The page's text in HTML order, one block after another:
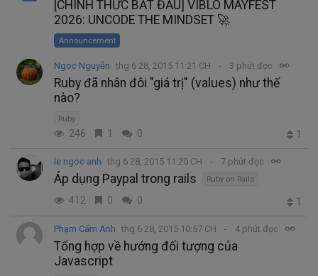
[CHÍNH THỨC BẮT ĐẦU] VIBLO MAYFEST
2026: UNCODE THE MINDSET 🚀
Announcement
Ngoc Nguyễn thg 6 28, 2015 11:21 CH 3 phút đọc
Ruby đã nhân đôi "giá trị" (values) như thế
nào?
Ruby
246 1 0 1
le ngoc anh thg 6 28, 2015 11:20 CH 7 phút đọc
Áp dụng Paypal trong rails Ruby on Rails
412 0 0 1
Phạm Cẩm Anh thg 6 28, 2015 10:57 CH 4 phút đọc
Tổng hợp về hướng đối tượng của
Javascript